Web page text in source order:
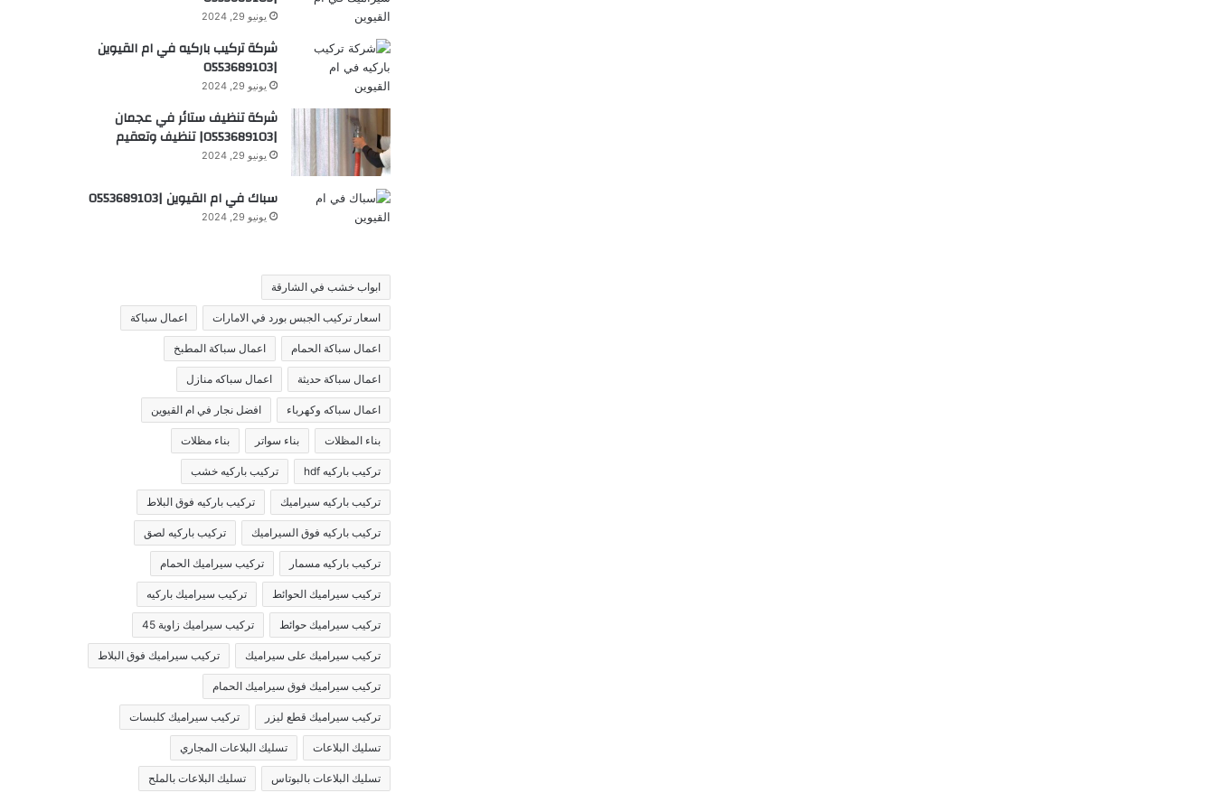
يونيو 29, 2024
شركة تركيب باركيه في ام القيوين
|0553689103
يونيو 29, 2024
شركة تنظيف ستائر في عجمان
|0553689103| تنظيف وتعقيم
يونيو 29, 2024
سباك في ام القيوين |0553689103
يونيو 29, 2024
ابواب خشب في الشارقة
اسعار تركيب الجبس بورد في الامارات اعمال سباكة
اعمال سباكة الحمام اعمال سباكة المطبخ
اعمال سباكة حديثة اعمال سباكه منازل
اعمال سباكه وكهرباء افضل نجار في ام القيوين
بناء المظلات بناء سواتر بناء مظلات
تركيب باركيه hdf تركيب باركيه خشب
تركيب باركيه سيراميك تركيب باركيه فوق البلاط
تركيب باركيه فوق السيراميك تركيب باركيه لصق
تركيب باركيه مسمار تركيب سيراميك الحمام
تركيب سيراميك الحوائط تركيب سيراميك باركيه
تركيب سيراميك حوائط تركيب سيراميك زاوية 45
تركيب سيراميك على سيراميك تركيب سيراميك فوق البلاط
تركيب سيراميك فوق سيراميك الحمام
تركيب سيراميك قطع ليزر تركيب سيراميك كلبسات
تسليك البلاعات تسليك البلاعات المجاري
تسليك البلاعات بالبوتاس تسليك البلاعات بالملح